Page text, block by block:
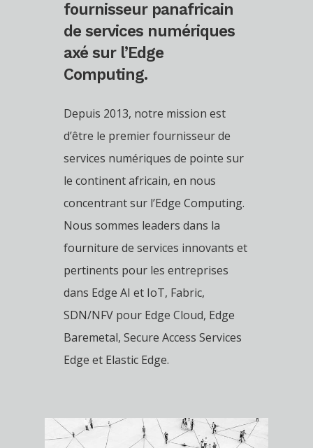
fournisseur panafricain
de services numériques
axé sur l’Edge
Computing.
Depuis 2013, notre mission est
d’être le premier fournisseur de
services numériques de pointe sur
le continent africain, en nous
concentrant sur l’Edge Computing.
Nous sommes leaders dans la
fourniture de services innovants et
pertinents pour les entreprises
dans Edge AI et IoT, Fabric,
SDN/NFV pour Edge Cloud, Edge
Baremetal, Secure Access Services
Edge et Elastic Edge.